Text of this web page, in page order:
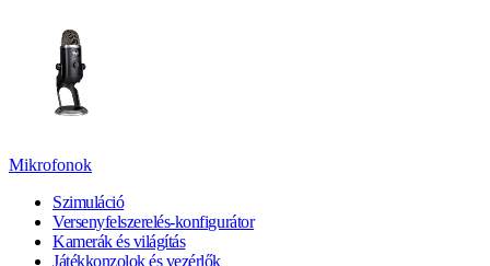
Mikrofonok
Szimuláció
Versenyfelszerelés-konfigurátor
Kamerák és világítás
Játékkonzolok és vezérlők